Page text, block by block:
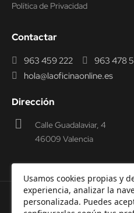
Usamos cookies propias y
experiencia, analizar la
personalizada. Puedes
Política de Privacidad
Contactar
963 459 222
963 478
hola@laoficinaonline.es
Dirección
Calle Guadalaviar, 4
46009 Valencia
© 2000-2026